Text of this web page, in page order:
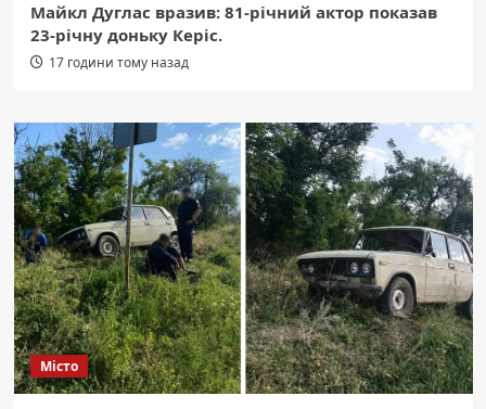
Майкл Дуглас вразив: 81-річний актор показав
23-річну доньку Керіс.
17 години тому назад
Місто